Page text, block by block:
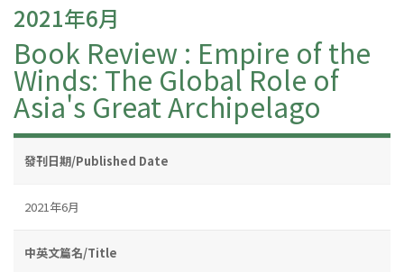
2021年6月
Book Review : Empire of the
Winds: The Global Role of
Asia's Great Archipelago
發刊日期/Published Date
2021年6月
中英文篇名/Title